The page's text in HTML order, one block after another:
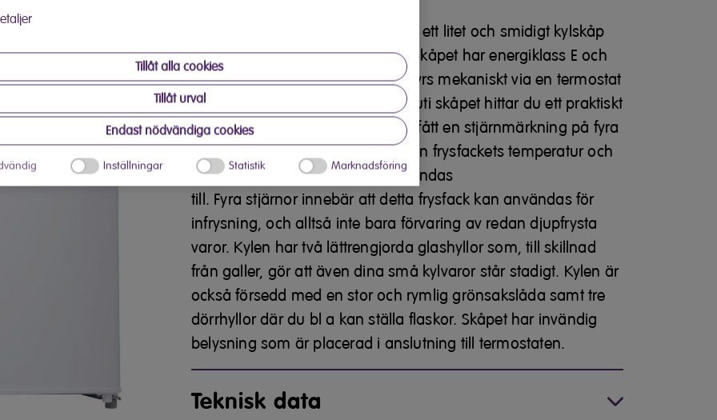
Tillåt alla cookies
Tillåt urval
Endast nödvändiga cookies
Inställningar Statistik Marknadsföring
Kylskåpet CKF2853V från Elvita är ett litet och smidigt kylskåp
med stilren och modern design. Skåpet har energiklass E och
rymmer 113 liter. Temperaturen styrs mekaniskt via en termostat
som sitter vid hyllan i kyldelen. Inuti skåpet hittar du ett praktiskt
frysfack på 16 liter. Frysfacket har fått en stjärnmärkning på fyra
stjärnor. Antalet stjärnor utgår ifrån frysfackets temperatur och
är väsentligt för vad det kan användas
till. Fyra stjärnor innebär att detta frysfack kan användas för
infrysning, och alltså inte bara förvaring av redan djupfrysta
varor. Kylen har två lättrengjorda glashyllor som, till skillnad
från galler, gör att även dina små kylvaror står stadigt. Kylen är
också försedd med en stor och rymlig grönsakslåda samt tre
dörrhyllor där du bl a kan ställa flaskor. Skåpet har invändig
belysning som är placerad i anslutning till termostaten.
Teknisk data